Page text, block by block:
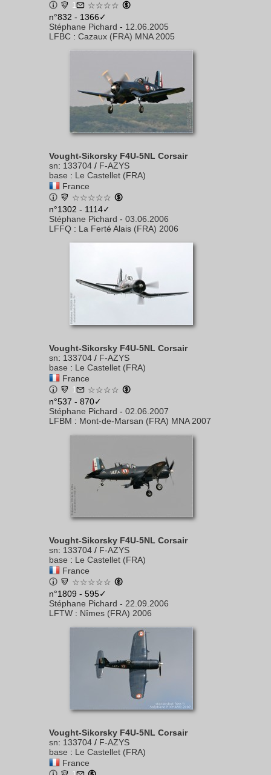
1
☆☆☆☆
n°832 - 1366✓
Stéphane Pichard - 12.06.2005
LFBC : Cazaux (FRA) MNA 2005
Vought-Sikorsky F4U-5NL Corsair
sn: 133704 / F-AZYS
base : Le Castellet (FRA)
France
☆☆☆☆☆
n°1302 - 1114✓
Stéphane Pichard - 03.06.2006
LFFQ : La Ferté Alais (FRA) 2006
Vought-Sikorsky F4U-5NL Corsair
sn: 133704 / F-AZYS
base : Le Castellet (FRA)
France
1
☆☆☆☆
n°537 - 870✓
Stéphane Pichard - 02.06.2007
LFBM : Mont-de-Marsan (FRA) MNA 2007
Vought-Sikorsky F4U-5NL Corsair
sn: 133704 / F-AZYS
base : Le Castellet (FRA)
France
☆☆☆☆☆
n°1809 - 595✓
Stéphane Pichard - 22.09.2006
LFTW : Nîmes (FRA) 2006
Vought-Sikorsky F4U-5NL Corsair
sn: 133704 / F-AZYS
base : Le Castellet (FRA)
France